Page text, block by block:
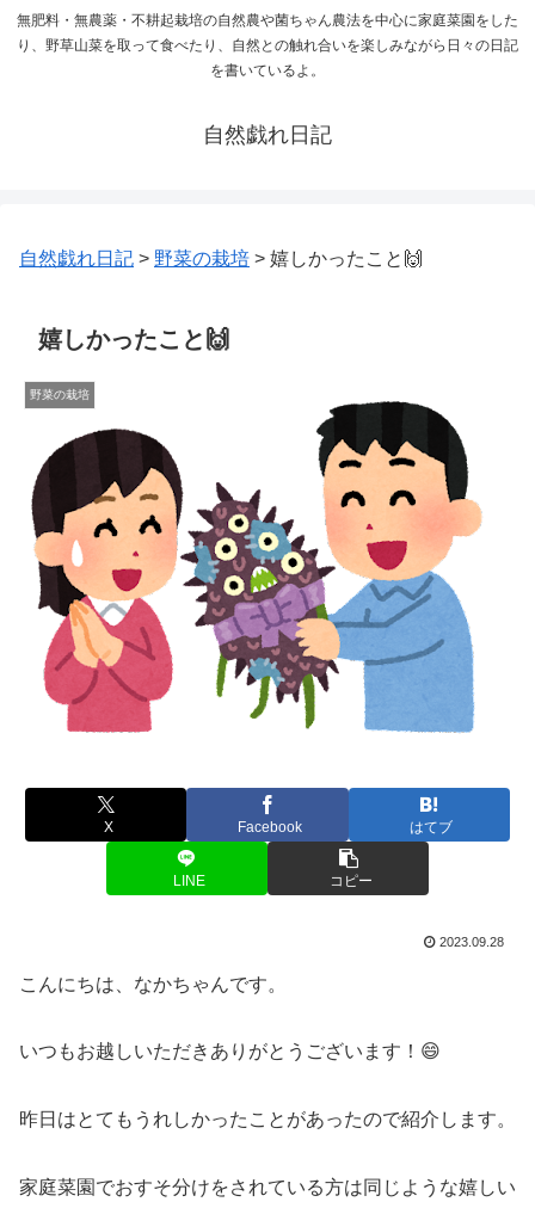
無肥料・無農薬・不耕起栽培の自然農や菌ちゃん農法を中心に家庭菜園をした
り、野草山菜を取って食べたり、自然との触れ合いを楽しみながら日々の日記
を書いているよ。
自然戯れ日記
自然戯れ日記 > 野菜の栽培 > 嬉しかったこと🙌
嬉しかったこと🙌
野菜の栽培
X Facebook はてブ
LINE コピー
2023.09.28
こんにちは、なかちゃんです。
いつもお越しいただきありがとうございます！😄
昨日はとてもうれしかったことがあったので紹介します。
家庭菜園でおすそ分けをされている方は同じような嬉しい